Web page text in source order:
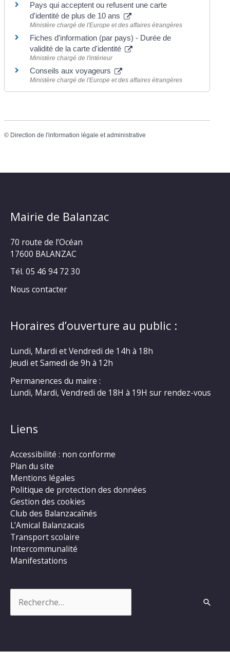
Pays qui acceptent ou refusent une carte
d'identité de plus de 10 ans
Ministère chargé de l'Europe et des affaires étrangères
Fiches d'information (par pays) - Durée de
validité de la carte d'identité
Ministère chargé de l'intérieur
Conseils aux voyageurs
Ministère chargé de l'Europe et des affaires étrangères
© Direction de l'information légale et administrative
Mairie de Balanzac
70 route de l’Océan
17600 BALANZAC
Tél. 05 46 94 72 30
Nous contacter
Horaires d’ouverture au public :
Lundi, Mardi et Vendredi de 14h à 18h
Jeudi et Samedi de 9h à 12h
Permanences du maire :
Lundi, Mardi, Vendredi de 18H à 19H sur rendez-vous
Liens
Accessibilité : non conforme
Plan du site
Mentions légales
Politique de protection des données
Gestion des cookies
Club des Balanzacaînés
L’Amical Balanzacais
Transport scolaire
Intercommunalité
Manifestations